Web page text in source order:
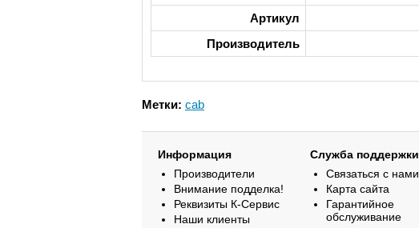
Артикул
Производитель
Метки: cab
Информация
Производители
Внимание подделка!
Реквизиты К-Сервис
Наши клиенты
Служба поддержки
Связаться с нами
Карта сайта
Гарантийное
обслуживание